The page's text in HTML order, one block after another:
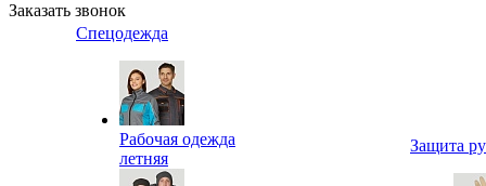
Заказать звонок
Спецодежда
Рабочая одежда
летняя
Защита